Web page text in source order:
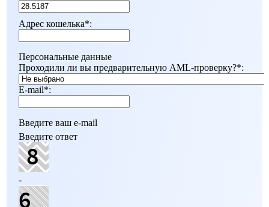
Адрес кошелька*:
Персональные данные
Проходили ли вы предварительную AML-проверку?*:
E-mail*:
Введите ваш e-mail
Введите ответ
-